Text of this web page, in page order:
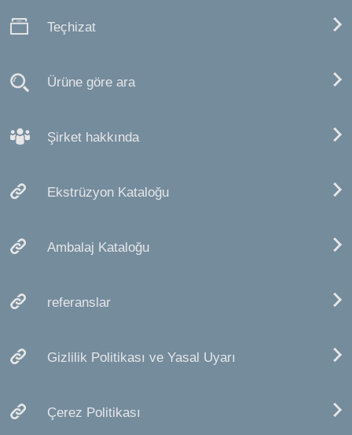
Teçhizat
Ürüne göre ara
Şirket hakkında
Ekstrüzyon Kataloğu
Ambalaj Kataloğu
referanslar
Gizlilik Politikası ve Yasal Uyarı
Çerez Politikası